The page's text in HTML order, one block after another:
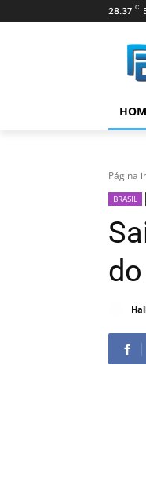
28.37 C
Página
BRASIL